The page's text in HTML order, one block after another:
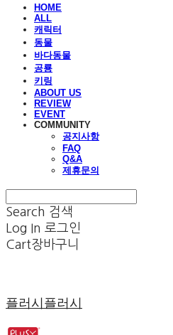
HOME
ALL
캐릭터
동물
바다동물
공룡
키링
ABOUT US
REVIEW
EVENT
COMMUNITY
공지사항
FAQ
Q&A
제휴문의
Search 검색
Log In 로그인
Cart장바구니
플러시플러시